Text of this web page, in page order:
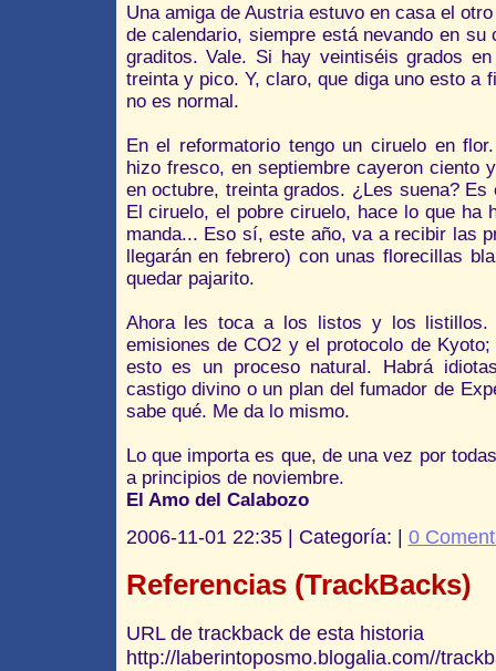
Una amiga de Austria estuvo en casa el
de calendario, siempre está nevando en
graditos. Vale. Si hay veintiséis grados
treinta y pico. Y, claro, que diga uno esto a
no es normal.
En el reformatorio tengo un ciruelo en
hizo fresco, en septiembre cayeron ciento
en octubre, treinta grados. ¿Les suena?
El ciruelo, el pobre ciruelo, hace lo que ha
manda... Eso sí, este año, va a recibir las
llegarán en febrero) con unas florecillas
quedar pajarito.
Ahora les toca a los listos y los
emisiones de CO2 y el protocolo de
esto es un proceso natural. Habrá
castigo divino o un plan del fumador de
sabe qué. Me da lo mismo.
Lo que importa es que, de una vez por
a principios de noviembre.
El Amo del Calabozo
2006-11-01 22:35 | Categoría: | 0
Referencias (TrackBacks)
URL de trackback de esta historia
http://laberintoposmo.blogalia.com//